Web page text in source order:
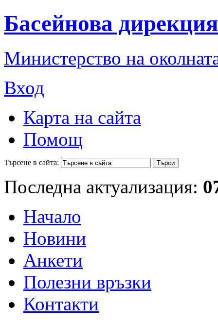
Басейнова
Министерство на
Вход
Карта на сайта
Помощ
Търсене в сайта:
Последна актуализация:
Начало
Новини
Анкети
Полезни връзки
Контакти